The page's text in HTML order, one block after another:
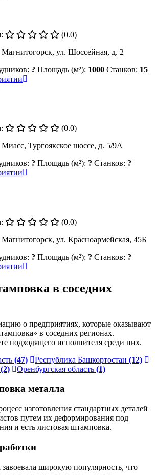
(0.0)
Магнитогорск, ул. Шоссейная, д. 2
? Площадь (м²): 1000 Станков: 15
(0.0)
Миасс, Тургоякское шоссе, д. 5/9А
? Площадь (м²): ? Станков: ?
(0.0)
Магнитогорск, ул. Красноармейская, 45Б
? Площадь (м²): ? Станков: ?
в соседних
о предприятиях, которые оказывают
в соседних регионах.
подходящего исполнителя среди них.
(47) Республика Башкортостан (12)
(2) Оренбургская область (1)
металла
изготовления стандартных деталей
путем их деформирования под
и есть листовая штамповка.
широкую популярность, что